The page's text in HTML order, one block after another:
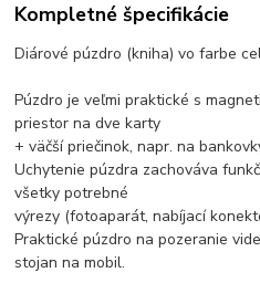
Kompletné špecifikácie
Diárové púzdro (kniha) vo farbe
Púzdro je veľmi praktické s
priestor na dve karty
+ väčší priečinok, napr. na
Uchytenie púzdra zachováva
všetky potrebné
výrezy (fotoaparát, nabíjací
Praktické púzdro na pozeranie
stojan na mobil.